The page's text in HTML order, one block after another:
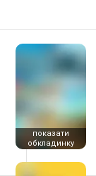
показати
обкладинку